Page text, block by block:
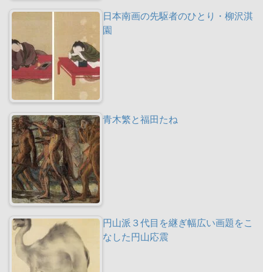
日本南画の先駆者のひとり・柳沢淇
園
青木繁と福田たね
円山派３代目を継ぎ幅広い画題をこ
なした円山応震